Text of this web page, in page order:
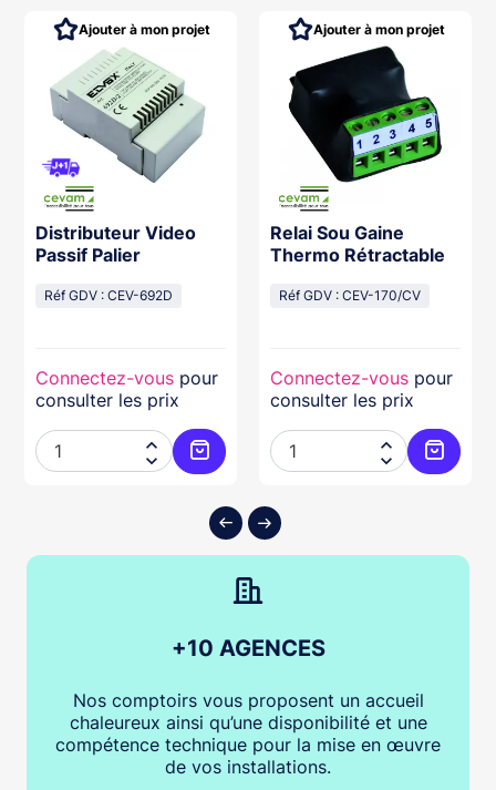
au panier
Distributeur Video
Passif Palier
Réf GDV : CEV-692D
Connectez-vous pour
consulter les prix


Ajouter au panier
Ajouter à mon projet
Relai Sou Gaine
Thermo Rétractable
Réf GDV : CEV-170/CV
Connectez-vous pour
consulter les prix


Ajouter à mon projet
+10 AGENCES
Nos comptoirs vous proposent un accueil
chaleureux ainsi qu’une disponibilité et une
compétence technique pour la mise en œuvre
de vos installations.